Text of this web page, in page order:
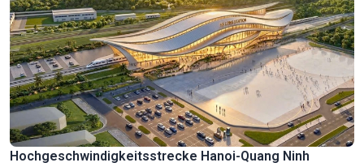
Hochgeschwindigkeitsstrecke Hanoi-Quang Ninh